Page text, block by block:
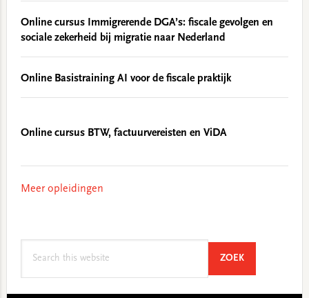
Online cursus Immigrerende DGA’s: fiscale gevolgen en
sociale zekerheid bij migratie naar Nederland
Online Basistraining AI voor de fiscale praktijk
Online cursus BTW, factuurvereisten en ViDA
Meer opleidingen
ZOEKSEARCH